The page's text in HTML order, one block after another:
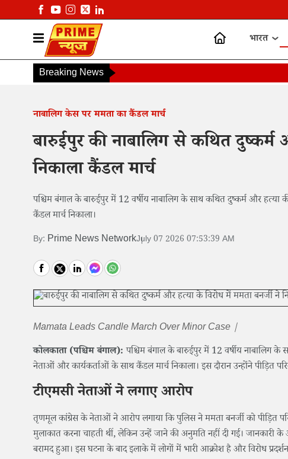
भारत
Breaking News
नाबालिग केस पर ममता का कैंडल मार्च
बारुईपुर की नाबालिग से कथित दुष्कर्म
निकाला कैंडल मार्च
पश्चिम बंगाल के बारुईपुर में 12 वर्षीय नाबालिग के साथ कथित दुष्कर्म और हत्या
कैंडल मार्च निकाला।
By: Prime News NetworkJuly 07 2026 07:53:39 AM
Mamata Leads Candle March Over Minor Case |
कोलकाता (पश्चिम बंगाल):पश्चिम बंगाल के बारुईपुर में 12 वर्षीय नाबालिग के
नेताओं और कार्यकर्ताओं के साथ कैंडल मार्च निकाला। इस दौरान उन्होंने पीड़ित
टीएमसी नेताओं ने लगाए आरोप
तृणमूल कांग्रेस के नेताओं ने आरोप लगाया कि पुलिस ने ममता बनर्जी को पीड़ित
मुलाकात करना चाहती थीं, लेकिन उन्हें जाने की अनुमति नहीं दी गई। जानकारी
बरामद हुआ। इस घटना के बाद इलाके में लोगों में भारी आक्रोश है और विरोध